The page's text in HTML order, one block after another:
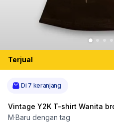
Terjual
Di 7 keranjang
Vintage Y2K T-shirt Wanita
M·Baru dengan tag